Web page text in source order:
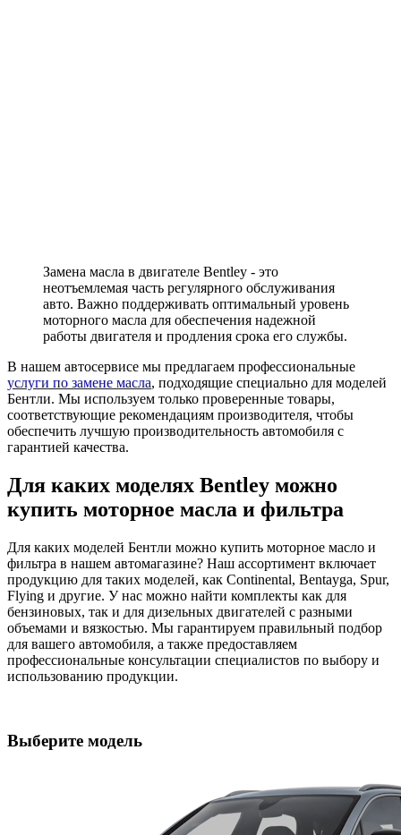
Замена масла в двигателе Bentley - это
неотъемлемая часть регулярного обслуживания
авто. Важно поддерживать оптимальный уровень
моторного масла для обеспечения надежной
работы двигателя и продления срока его службы.
В нашем автосервисе мы предлагаем профессиональные
услуги по замене масла, подходящие специально для моделей
Бентли. Мы используем только проверенные товары,
соответствующие рекомендациям производителя, чтобы
обеспечить лучшую производительность автомобиля с
гарантией качества.
Для каких моделях Bentley можно
купить моторное масла и фильтра
Для каких моделей Бентли можно купить моторное масло и
фильтра в нашем автомагазине? Наш ассортимент включает
продукцию для таких моделей, как Continental, Bentayga, Spur,
Flying и другие. У нас можно найти комплекты как для
бензиновых, так и для дизельных двигателей с разными
объемами и вязкостью. Мы гарантируем правильный подбор
для вашего автомобиля, а также предоставляем
профессиональные консультации специалистов по выбору и
использованию продукции.
Выберите модель